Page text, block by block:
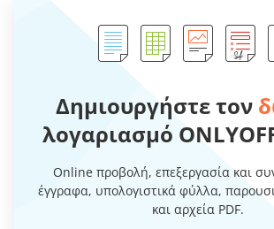
Δημιουργήστε τον
λογαριασμό
Online προβολή, επεξεργασία και
έγγραφα, υπολογιστικά φύλλα,
και αρχεία PDF.